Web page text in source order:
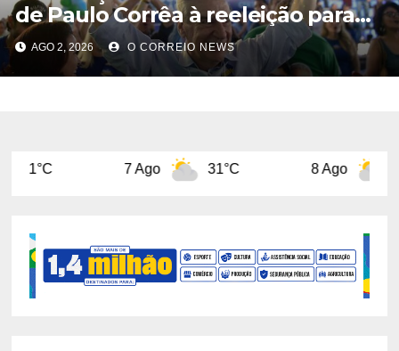
de Paulo Corrêa à reeleição para
deputado estadual pelo PL
AGO 2, 2026 O CORREIO NEWS
7 Ago 31°C 8 Ago 31°C